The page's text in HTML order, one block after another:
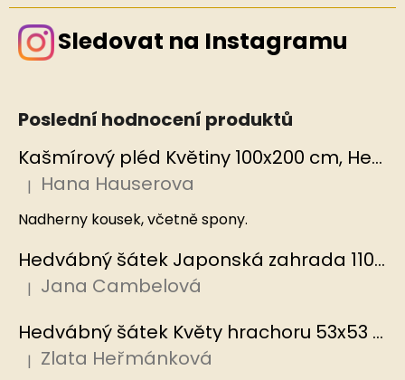
Sledovat na Instagramu
Poslední hodnocení produktů
Kašmírový pléd Květiny 100x200 cm, Hedvábný svět
Hodnocení produktu je 5 z 5 hvězdiček.
| Hana Hauserova
Nadherny kousek, včetně spony.
Hedvábný šátek Japonská zahrada 110x110 cm v dárkovém balení, HEDVÁBNÝ SVĚT
Hodnocení produktu je 5 z 5 hvězdiček.
| Jana Cambelová
Hedvábný šátek Květy hrachoru 53x53 cm v dárkovém balení, HEDVÁBNÝ SVĚT
Hodnocení produktu je 5 z 5 hvězdiček.
| Zlata Heřmánková